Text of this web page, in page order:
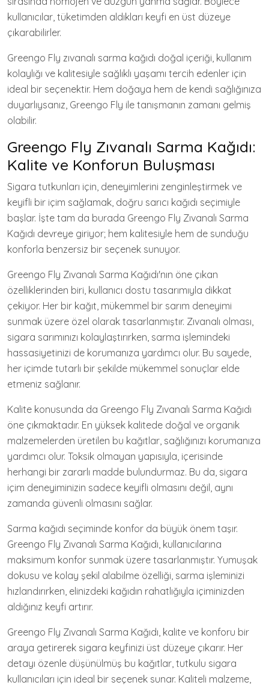
kullanıcılar, tüketimden aldıkları keyfi en üst düzeye
çıkarabilirler.
Greengo Fly zıvanalı sarma kağıdı doğal içeriği, kullanım
kolaylığı ve kalitesiyle sağlıklı yaşamı tercih edenler için
ideal bir seçenektir. Hem doğaya hem de kendi sağlığınıza
duyarlıysanız, Greengo Fly ile tanışmanın zamanı gelmiş
olabilir.
Greengo Fly Zıvanalı Sarma Kağıdı:
Kalite ve Konforun Buluşması
Sigara tutkunları için, deneyimlerini zenginleştirmek ve
keyifli bir içim sağlamak, doğru sarıcı kağıdı seçimiyle
başlar. İşte tam da burada Greengo Fly Zıvanalı Sarma
Kağıdı devreye giriyor; hem kalitesiyle hem de sunduğu
konforla benzersiz bir seçenek sunuyor.
Greengo Fly Zıvanalı Sarma Kağıdı'nın öne çıkan
özelliklerinden biri, kullanıcı dostu tasarımıyla dikkat
çekiyor. Her bir kağıt, mükemmel bir sarım deneyimi
sunmak üzere özel olarak tasarlanmıştır. Zıvanalı olması,
sigara sarımınızı kolaylaştırırken, sarma işlemindeki
hassasiyetinizi de korumanıza yardımcı olur. Bu sayede,
her içimde tutarlı bir şekilde mükemmel sonuçlar elde
etmeniz sağlanır.
Kalite konusunda da Greengo Fly Zıvanalı Sarma Kağıdı
öne çıkmaktadır. En yüksek kalitede doğal ve organik
malzemelerden üretilen bu kağıtlar, sağlığınızı korumanıza
yardımcı olur. Toksik olmayan yapısıyla, içerisinde
herhangi bir zararlı madde bulundurmaz. Bu da, sigara
içim deneyiminizin sadece keyifli olmasını değil, aynı
zamanda güvenli olmasını sağlar.
Sarma kağıdı seçiminde konfor da büyük önem taşır.
Greengo Fly Zıvanalı Sarma Kağıdı, kullanıcılarına
maksimum konfor sunmak üzere tasarlanmıştır. Yumuşak
dokusu ve kolay şekil alabilme özelliği, sarma işleminizi
hızlandırırken, elinizdeki kağıdın rahatlığıyla içiminizden
aldığınız keyfi artırır.
Greengo Fly Zıvanalı Sarma Kağıdı, kalite ve konforu bir
araya getirerek sigara keyfinizi üst düzeye çıkarır. Her
detayı özenle düşünülmüş bu kağıtlar, tutkulu sigara
kullanıcıları için ideal bir seçenek sunar. Kaliteli malzeme,